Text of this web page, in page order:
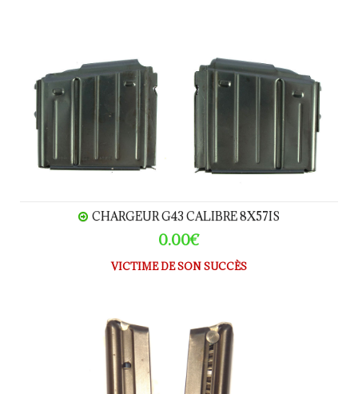
CHARGEUR G43 CALIBRE 8X57IS
0.00€
VICTIME DE SON SUCCÈS
Chargeur Walther TPH calibre 22LR